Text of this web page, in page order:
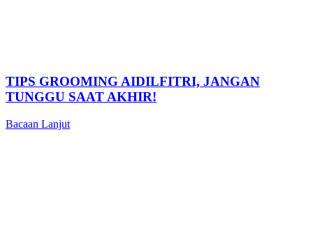
TIPS GROOMING AIDILFITRI, JANGAN
TUNGGU SAAT AKHIR!
Bacaan Lanjut